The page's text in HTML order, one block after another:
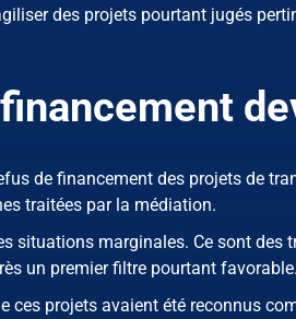
des projets pourtant jugés
de financement des projets de
traitées par la médiation.
situations marginales. Ce sont des
un premier filtre pourtant favorable.
ces projets avaient été reconnus